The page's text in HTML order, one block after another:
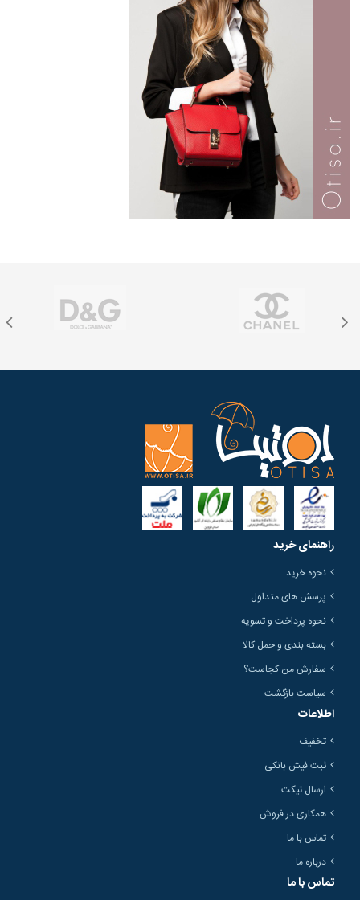
راهنمای خرید
نحوه خرید
پرسش های متداول
نحوه پرداخت و تسویه
بسته بندی و حمل کالا
سفارش من کجاست؟
سیاست بازگشت
اطلاعات
تخفیف
ثبت فیش بانکی
ارسال تیکت
همکاری در فروش
تماس با ما
درباره ما
تماس با ما